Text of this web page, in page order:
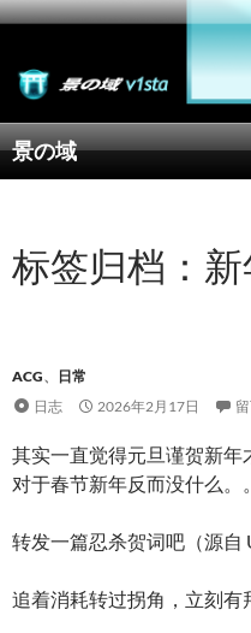
景の域
搜
索
文
标签归档：新
ACG、
日常
日志
2026年2月17日
其实一直觉得元旦谨贺新年
对于春节新年反而没什么。
转发一篇忍杀贺词吧（源自
追着消耗转过拐角，立刻有